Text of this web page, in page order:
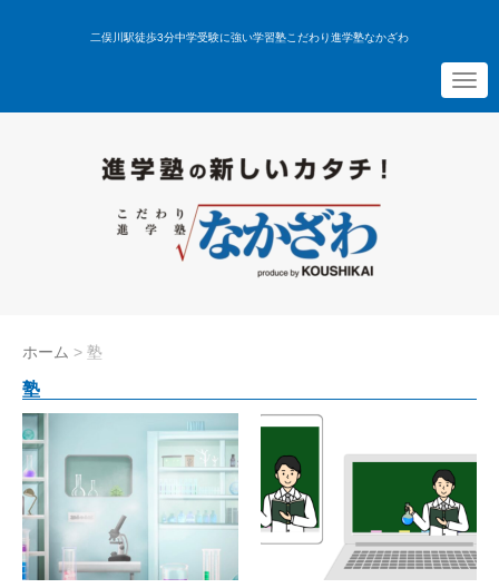
二俣川駅徒歩3分中学受験に強い学習塾こだわり進学塾なかざわ
N
a
v
ホーム > 塾
塾